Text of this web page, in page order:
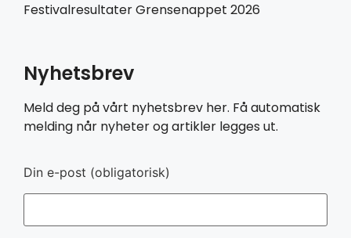
Festivalresultater Grensenappet 2026
Nyhetsbrev
Meld deg på vårt nyhetsbrev her. Få automatisk
melding når nyheter og artikler legges ut.
Din e-post (obligatorisk)